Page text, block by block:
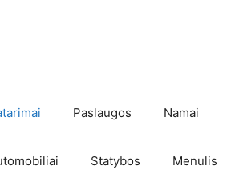
Paslaugos Namai
Statybos Menulis